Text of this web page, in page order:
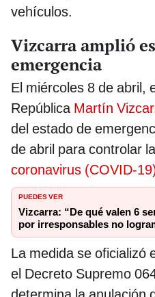
vehículos.
Vizcarra amplió
emergencia
El miércoles 8 de abril,
República Martín
del estado de
de abril para controlar
coronavirus (COVID-
PUEDES VER
Vizcarra: “De qué valen 6
por irresponsables no
La medida se oficializó
el Decreto Supremo